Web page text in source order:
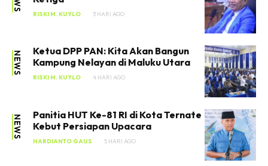
RISKI M. KUYLO 3 HARI AGO
NEWS
Ketua DPP PAN: Kita Akan Bangun
Kampung Nelayan di Maluku Utara
RISKI M. KUYLO 4 HARI AGO
NEWS
Panitia HUT Ke-81 RI di Kota Ternate
Kebut Persiapan Upacara
HARDIANTO GAUS 5 HARI AGO